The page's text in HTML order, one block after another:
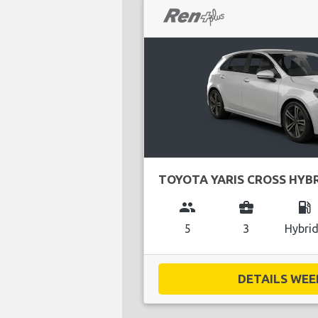
TOYOTA YARIS CROSS
group
5
business_center
3
local_gas_station
DETAILS